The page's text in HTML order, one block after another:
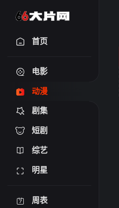
首页
电影
动漫
剧集
短剧
综艺
明星
周表